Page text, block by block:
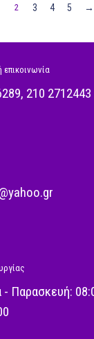
2 3 4 5 →
, 210 2712443
Παρασκευή: